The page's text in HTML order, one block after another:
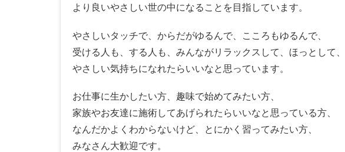
より良いやさしい世の中になることを目指しています。
やさしいタッチで、からだがゆるんで、こころもゆるんで、
受ける人も、する人も、みんながリラックスして、ほっとして、
やさしい気持ちになれたらいいなと思っています。
お仕事に生かしたい方、趣味で始めてみたい方、
家族やお友達に施術してあげられたらいいなと思っている方、
なんだかよくわからないけど、とにかく習ってみたい方、
みなさん大歓迎です。